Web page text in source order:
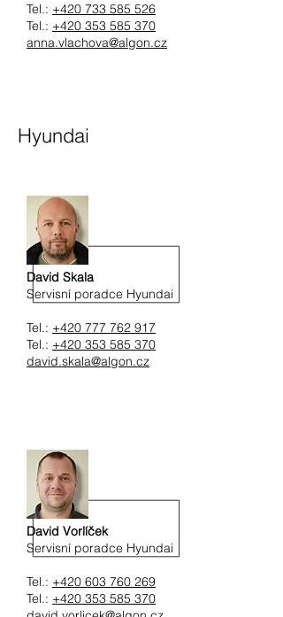
Tel.: +420 733 585 526
Tel.: +420 353 585 370
anna.vlachova@algon.cz
Hyundai
David Skala
Servisní poradce Hyundai
Tel.: +420 777 762 917
Tel.: +420 353 585 370
david.skala@algon.cz
David Vorlíček
Servisní poradce Hyundai
Tel.: +420 603 760 269
Tel.: +420 353 585 370